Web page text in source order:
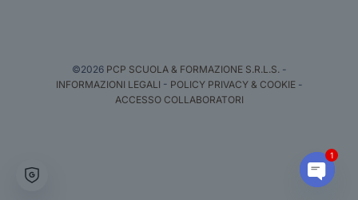
©2026 PCP SCUOLA & FORMAZIONE S.R.L.S.-
INFORMAZIONI LEGALI - POLICY PRIVACY & COOKIE-
ACCESSO COLLABORATORI
1